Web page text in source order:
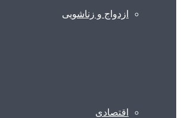
ازدواج و زناشویی
اقتصادی